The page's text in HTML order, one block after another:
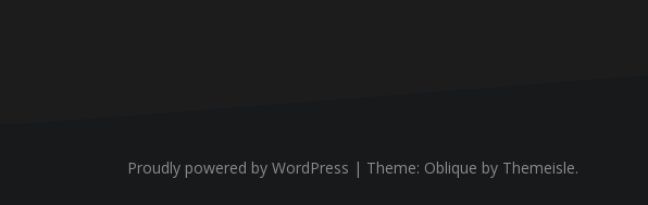
Proudly powered by WordPress | Theme: Oblique by Themeisle.